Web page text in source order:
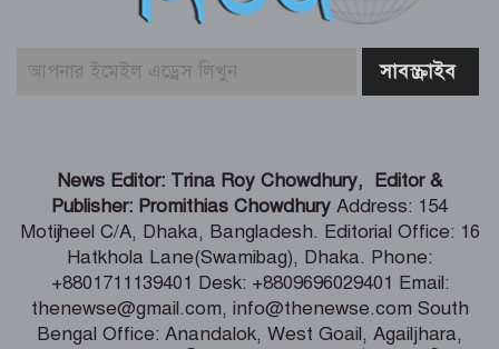
‘টক্সিক’-এর ট্রেলারে ‘অ্যানিমেল’ ছবির
রণবীর কাপুরের মিল দেখছে নেটিজেনরা
রাশিফল ও গ্রহদোষ প্রতিকারের উপায়
আজ সোমবার (১০ আগস্ট) পঞ্জিকা ও
ইতিহাসের এইদিনে
News Editor: Trina Roy Chowdhury, Editor &
Publisher: Promithias Chowdhury Address: 154
Motijheel C/A, Dhaka, Bangladesh. Editorial Office: 16
Hatkhola Lane(Swamibag), Dhaka. Phone:
+8801711139401 Desk: +8809696029401 Email:
thenewse@gmail.com, info@thenewse.com South
Bengal Office: Anandalok, West Goail, Agailjhara,